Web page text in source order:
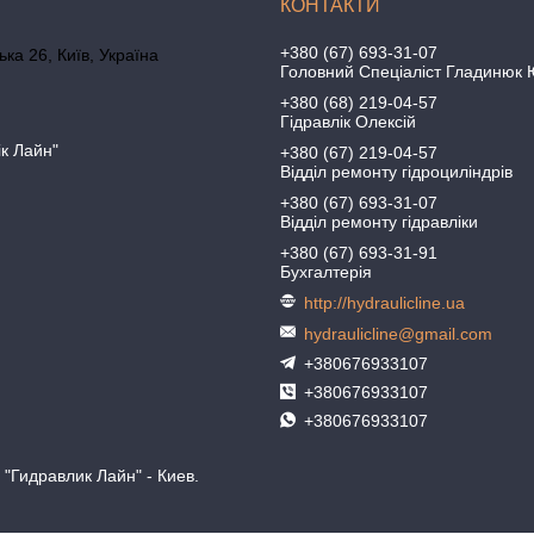
26, Київ, Україна
Лайн"
+380 (67) 693-31-07
Головний Спеціаліст Гладинюк
+380 (68) 219-04-57
Гідравлік Олексій
+380 (67) 219-04-57
Відділ ремонту гідроциліндрів
+380 (67) 693-31-07
Відділ ремонту гідравліки
+380 (67) 693-31-91
Бухгалтерія
http://hydraulicline.ua
hydraulicline@gmail.com
+380676933107
+380676933107
+380676933107
Лайн" - Киев.